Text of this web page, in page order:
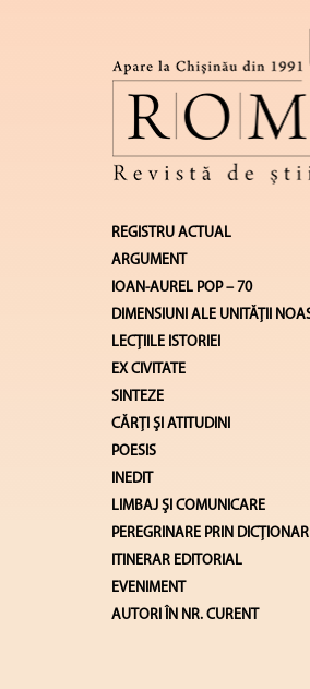
REGISTRU ACTUAL
ARGUMENT
IOAN-AUREL POP – 70
DIMENSIUNI ALE UNITĂŢII
LECŢIILE ISTORIEI
EX CIVITATE
SINTEZE
CĂRŢI ŞI ATITUDINI
POESIS
INEDIT
LIMBAJ ŞI COMUNICARE
PEREGRINARE PRIN
ITINERAR EDITORIAL
EVENIMENT
AUTORI ÎN NR. CURENT